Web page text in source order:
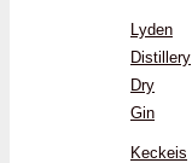
Lyden
Distillery
Dry
Gin
Keckeis